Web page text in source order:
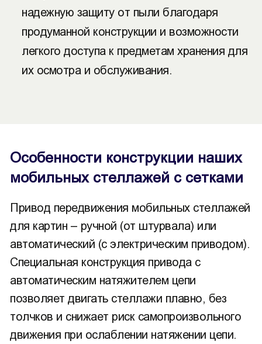
надежную защиту от пыли благодаря
продуманной конструкции и возможности
легкого доступа к предметам хранения для
их осмотра и обслуживания.
Особенности конструкции наших
мобильных стеллажей с сетками
Привод передвижения мобильных стеллажей
для картин – ручной (от штурвала) или
автоматический (с электрическим приводом).
Специальная конструкция привода с
автоматическим натяжителем цепи
позволяет двигать стеллажи плавно, без
толчков и снижает риск самопроизвольного
движения при ослаблении натяжении цепи.